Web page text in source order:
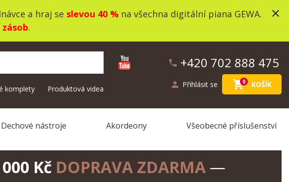
a hraj se slevou 40 %na všechna digitální piana GEWA.
.
close
phone +420 702 888 475
person Přihlásit se shopping_cart0 KOŠÍK
komplety Produktová videa
Dechové nástroje Akordeony Všeobecné příslušenství
Kč DOPRAVA ZDARMA—